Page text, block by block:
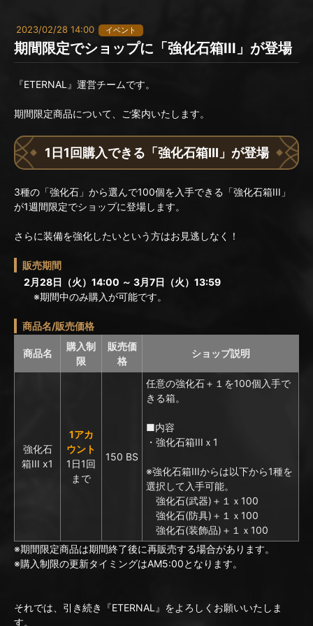
2023/02/28 14:00 イベント
期間限定でショップに「強化石箱III」が登場
『ETERNAL』運営チームです。
期間限定商品について、ご案内いたします。
1日1回購入できる「強化石箱III」が登場
3種の「強化石」から選んで100個を入手できる「強化石箱III」
が1週間限定でショップに登場します。
さらに装備を強化したいという方はお見逃しなく！
販売期間
2月28日（火）14:00 ～ 3月7日（火）13:59
※期間中のみ購入が可能です。
商品名/販売価格
商品名
購入制
限
販売価
格
ショップ説明
強化石
箱III x1
1アカ
ウント
1日1回
まで
150 BS
任意の強化石＋１を100個入手で
きる箱。
■内容
・強化石箱IIIｘ1
※強化石箱IIIからは以下から1種を
選択して入手可能。
強化石(武器)＋１ｘ100
強化石(防具)＋１ｘ100
強化石(装飾品)＋１ｘ100
※期間限定商品は期間終了後に再販売する場合があります。
※購入制限の更新タイミングはAM5:00となります。
それでは、引き続き『ETERNAL』をよろしくお願いいたしま
す。